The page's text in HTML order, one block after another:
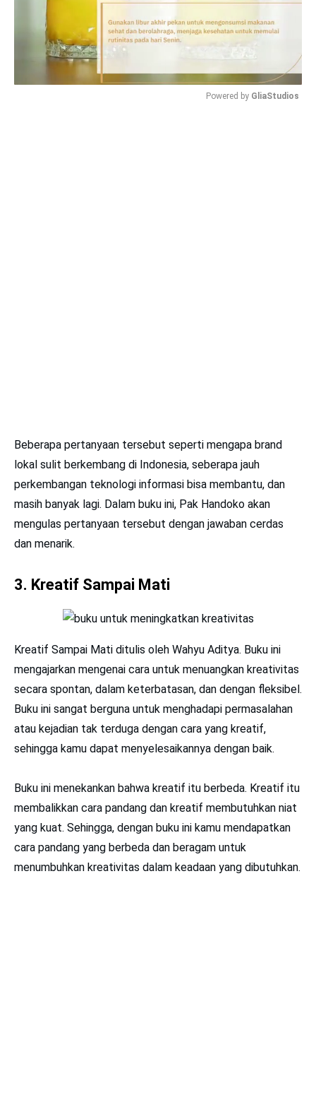
Powered by GliaStudios
Beberapa pertanyaan tersebut seperti mengapa brand
lokal sulit berkembang di Indonesia, seberapa jauh
perkembangan teknologi informasi bisa membantu, dan
masih banyak lagi. Dalam buku ini, Pak Handoko akan
mengulas pertanyaan tersebut dengan jawaban cerdas
dan menarik.
3. Kreatif Sampai Mati
Kreatif Sampai Mati ditulis oleh Wahyu Aditya. Buku ini
mengajarkan mengenai cara untuk menuangkan kreativitas
secara spontan, dalam keterbatasan, dan dengan fleksibel.
Buku ini sangat berguna untuk menghadapi permasalahan
atau kejadian tak terduga dengan cara yang kreatif,
sehingga kamu dapat menyelesaikannya dengan baik.
Buku ini menekankan bahwa kreatif itu berbeda. Kreatif itu
membalikkan cara pandang dan kreatif membutuhkan niat
yang kuat. Sehingga, dengan buku ini kamu mendapatkan
cara pandang yang berbeda dan beragam untuk
menumbuhkan kreativitas dalam keadaan yang dibutuhkan.